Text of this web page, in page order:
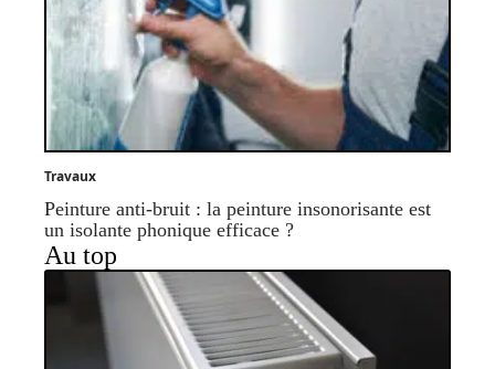
Travaux
Peinture anti-bruit : la peinture insonorisante est
un isolante phonique efficace ?
Au top